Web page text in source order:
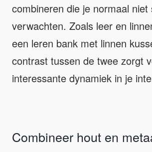
combineren die je normaal niet
verwachten. Zoals leer en
een leren bank met linnen
contrast tussen de twee zorgt
interessante dynamiek in je
Combineer hout en